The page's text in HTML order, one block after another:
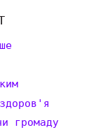
громаду